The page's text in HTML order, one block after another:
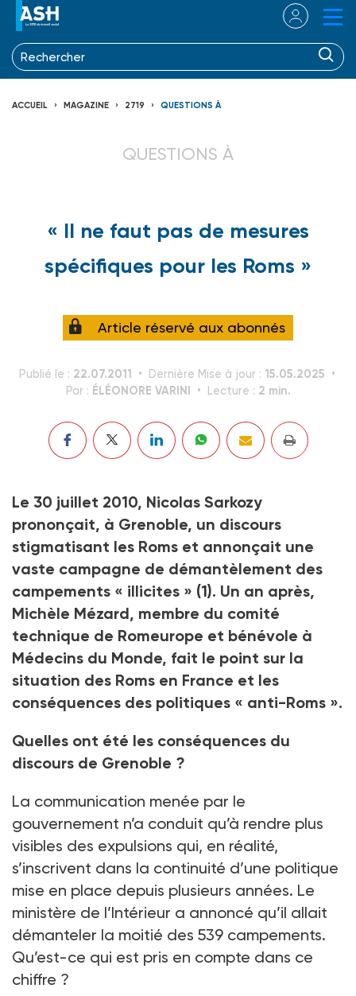
ACCUEIL MAGAZINE 2719 QUESTIONS À
QUESTIONS À
« Il ne faut pas de mesures
spécifiques pour les Roms »
Article réservé aux abonnés
Publié le : 22.07.2011 Dernière Mise à jour : 15.05.2025
Par : ÉLÉONORE VARINI Lecture : 2 min.
Le 30 juillet 2010, Nicolas Sarkozy
prononçait, à Grenoble, un discours
stigmatisant les Roms et annonçait une
vaste campagne de démantèlement des
campements « illicites » (1). Un an après,
Michèle Mézard, membre du comité
technique de Romeurope et bénévole à
Médecins du Monde, fait le point sur la
situation des Roms en France et les
conséquences des politiques « anti-Roms ».
Quelles ont été les conséquences du
discours de Grenoble ?
La communication menée par le
gouvernement n’a conduit qu’à rendre plus
visibles des expulsions qui, en réalité,
s’inscrivent dans la continuité d’une politique
mise en place depuis plusieurs années. Le
ministère de l’Intérieur a annoncé qu’il allait
démanteler la moitié des 539 campements.
Qu’est-ce qui est pris en compte dans ce
chiffre ?